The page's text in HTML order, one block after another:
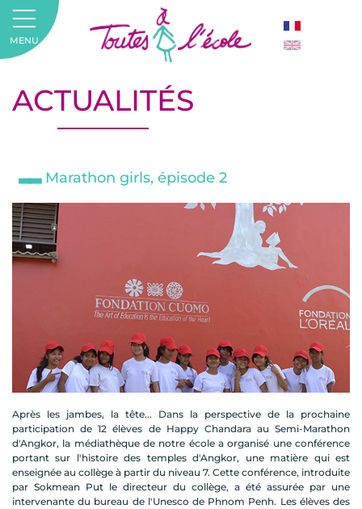
ACTUALITÉS
Marathon girls, épisode 2
Après les jambes, la tête... Dans la perspective de la prochaine
participation de 12 élèves de Happy Chandara au Semi-Marathon
d'Angkor, la médiathèque de notre école a organisé une conférence
portant sur l'histoire des temples d'Angkor, une matière qui est
enseignée au collège à partir du niveau 7. Cette conférence, introduite
par Sokmean Put le directeur du collège, a été assurée par une
intervenante du bureau de l'Unesco de Phnom Penh. Les élèves des
MENU